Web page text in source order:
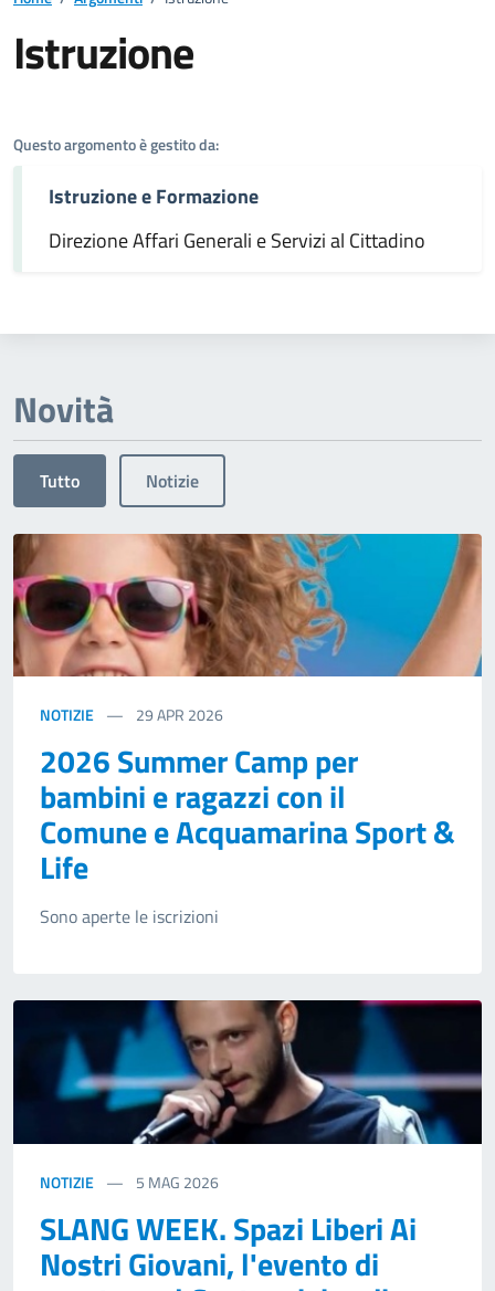
Istruzione
Questo argomento è gestito da:
Istruzione e Formazione
Direzione Affari Generali e Servizi al Cittadino
Novità
Tutto Notizie
NOTIZIE 29APR 2026
2026 Summer Camp per
bambini e ragazzi con il
Comune e Acquamarina Sport &
Life
Sono aperte le iscrizioni
NOTIZIE 5 MAG 2026
SLANG WEEK. Spazi Liberi Ai
Nostri Giovani, l'evento di